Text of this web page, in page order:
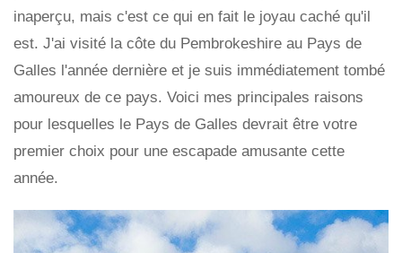
inaperçu, mais c'est ce qui en fait le joyau caché qu'il
est. J'ai visité la côte du Pembrokeshire au Pays de
Galles l'année dernière et je suis immédiatement tombé
amoureux de ce pays. Voici mes principales raisons
pour lesquelles le Pays de Galles devrait être votre
premier choix pour une escapade amusante cette
année.